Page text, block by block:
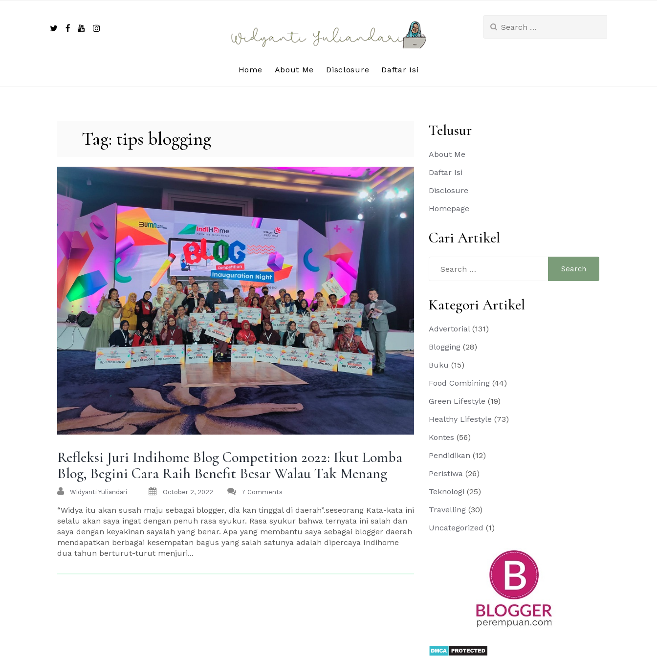
for:
Home About Me Disclosure Daftar Isi
Tag: tips blogging
Refleksi Juri Indihome Blog Competition 2022: Ikut Lomba
Blog, Begini Cara Raih Benefit Besar Walau Tak Menang
Widyanti Yuliandari October 2, 2022 7 Comments
“Widya itu akan susah maju sebagai blogger, dia kan tinggal di daerah”.seseorang Kata-kata ini
selalu akan saya ingat dengan penuh rasa syukur. Rasa syukur bahwa ternyata ini salah dan
saya dengan keyakinan sayalah yang benar. Apa yang membantu saya sebagai blogger daerah
mendapatkan berbagai kesempatan bagus yang salah satunya adalah dipercaya Indihome
dua tahun berturut-turut menjuri...
Telusur
About Me
Daftar Isi
Disclosure
Homepage
Cari Artikel
for:
Kategori Artikel
Advertorial(131)
Blogging (28)
Buku (15)
Food Combining (44)
Green Lifestyle (19)
Healthy Lifestyle (73)
Kontes (56)
Pendidikan (12)
Peristiwa (26)
Teknologi (25)
Travelling (30)
Uncategorized (1)